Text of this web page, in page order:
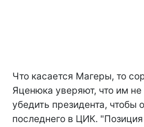
Что касается Магеры, то
Яценюка уверяют, что им не
убедить президента, чтобы
последнего в ЦИК. "Позиция